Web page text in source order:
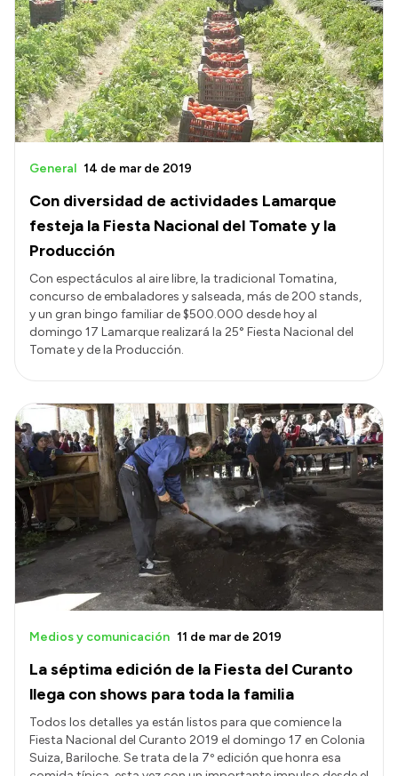
Con diversidad de actividades Lamarque
festeja la Fiesta Nacional del Tomate y la
Producción
General 14 de mar de 2019
Con espectáculos al aire libre, la tradicional Tomatina,
concurso de embaladores y salseada, más de 200 stands,
y un gran bingo familiar de $500.000 desde hoy al
domingo 17 Lamarque realizará la 25° Fiesta Nacional del
Tomate y de la Producción.
La séptima edición de la Fiesta del Curanto
llega con shows para toda la familia
Medios y comunicación 11 de mar de 2019
Todos los detalles ya están listos para que comience la
Fiesta Nacional del Curanto 2019 el domingo 17 en Colonia
Suiza, Bariloche. Se trata de la 7º edición que honra esa